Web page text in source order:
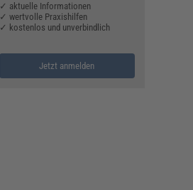
✓ aktuelle Informationen
✓ wertvolle Praxishilfen
✓ kostenlos und unverbindlich
Jetzt anmelden